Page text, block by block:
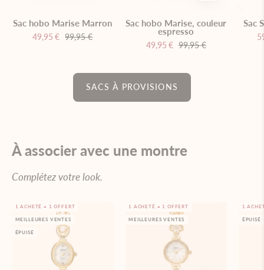
Sac hobo Marise Marron
49,95 € 99,95 €
Sac hobo Marise, couleur
espresso
49,95 € 99,95 €
Sac
SACS À PROVISIONS
À associer avec une montre
Complétez votre look.
Montre
en
or
rehaussée
1 ACHETÉ = 1 OFFERT
MEILLEURES VENTES
ÉPUISÉ
Montre
en
or
avec
1 ACHETÉ = 1 OFFERT
MEILLEURES VENTES
1
ÉPUISÉ